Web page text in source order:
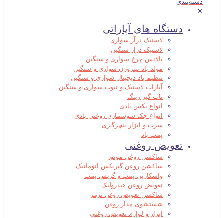
✕
دستگاه های آپاراتی
لاستیک درآر سواری
لاستیک درآر سنگین
بالانس چرخ سواری و سنگین
مولد باد نیتروژن سواری و سنگین
تنظیم باد دیجیتال سواری و سنگین
آپارات لاستیک و تیوپ سواری و سنگین
تاب گیر رینگ
انواع بکس بادی
انواع جک سوسماری روغنی بادی
سرب و ابزار پنچرگیری
پمپ باد
تعویض روغنی
ساکشن روغن موتور
ساکشن روغن گیربکس اتوماتیک
واسکازین پمپ و گریس پمپ
تعویض روغن هیدرولیک
ساکشن تعویض روغن ترمز
شستشوی مدار روغن
ابزار و لوازم تعویض روغنی